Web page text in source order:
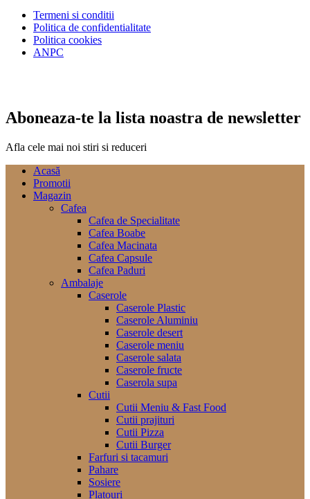
Termeni si conditii
Politica de confidentialitate
Politica cookies
ANPC
Aboneaza-te la lista noastra de newsletter
Afla cele mai noi stiri si reduceri
Acasă
Promotii
Magazin
Cafea
Cafea de Specialitate
Cafea Boabe
Cafea Macinata
Cafea Capsule
Cafea Paduri
Ambalaje
Caserole
Caserole Plastic
Caserole Aluminiu
Caserole desert
Caserole meniu
Caserole salata
Caserole fructe
Caserola supa
Cutii
Cutii Meniu & Fast Food
Cutii prajituri
Cutii Pizza
Cutii Burger
Farfuri si tacamuri
Pahare
Sosiere
Platouri